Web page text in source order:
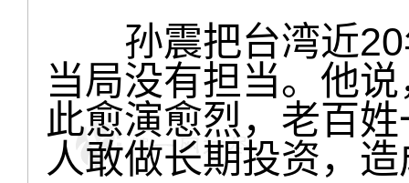
孙震把台湾近20
当局没有担当。他
此愈演愈烈，老百
人敢做长期投资，